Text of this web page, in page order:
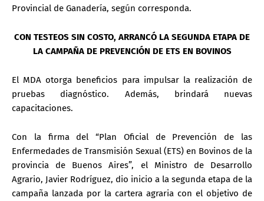
Provincial de Ganadería, según corresponda.
CON TESTEOS SIN COSTO, ARRANCÓ LA SEGUNDA ETAPA DE
LA CAMPAÑA DE PREVENCIÓN DE ETS EN BOVINOS
El MDA otorga beneficios para impulsar la realización de
pruebas diagnóstico. Además, brindará nuevas
capacitaciones.
Con la firma del “Plan Oficial de Prevención de las
Enfermedades de Transmisión Sexual (ETS) en Bovinos de la
provincia de Buenos Aires”, el Ministro de Desarrollo
Agrario, Javier Rodríguez, dio inicio a la segunda etapa de la
campaña lanzada por la cartera agraria con el objetivo de